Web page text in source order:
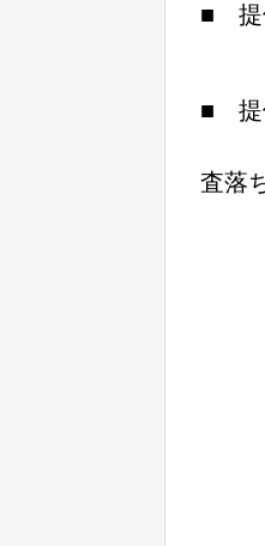
■ 提
■ 提
査落